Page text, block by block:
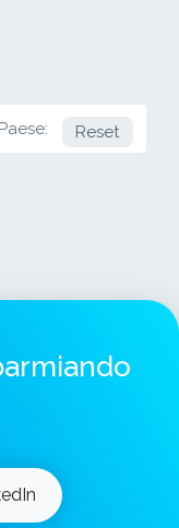
Paese: SI
Reset